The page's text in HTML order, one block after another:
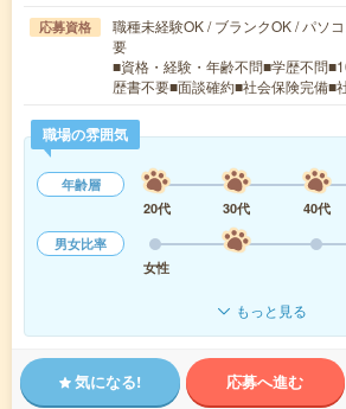
応募資格
職種未経験OK / ブランクOK / パソ
要
■資格・経験・年齢不問■学歴不問
歴書不要■面談確約■社会保険完備■
職場の雰囲気
年齢層
20代
30代 40代
男女比率
女性
もっと見る
気になる! 応募へ進む